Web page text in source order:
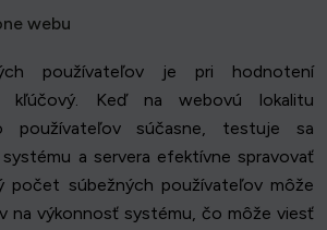
webu
používateľov je pri hodnotení
kľúčový. Keď na webovú lokalitu
používateľov súčasne, testuje sa
a servera efektívne spravovať
počet súbežných používateľov môže
na výkonnosť systému, čo môže viesť